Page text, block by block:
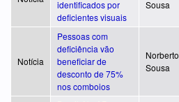
identificados por
deficientes visuais
Sousa
Notícia
Pessoas com
deficiência vão
beneficiar de
desconto de 75%
nos comboios
Norberto
Sousa